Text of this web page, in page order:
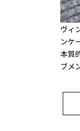
ヴィ
ンケ
本質
ブメ